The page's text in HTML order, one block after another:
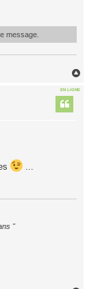
message.
EN LIGNE
...
"